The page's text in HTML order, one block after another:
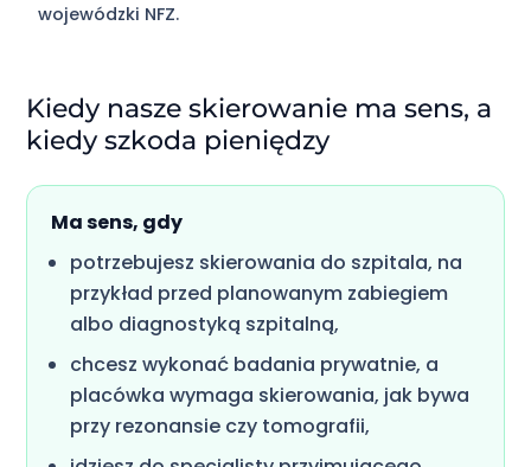
wojewódzki NFZ.
Kiedy nasze skierowanie ma sens, a
kiedy szkoda pieniędzy
Ma sens, gdy
potrzebujesz skierowania do szpitala, na
przykład przed planowanym zabiegiem
albo diagnostyką szpitalną,
chcesz wykonać badania prywatnie, a
placówka wymaga skierowania, jak bywa
przy rezonansie czy tomografii,